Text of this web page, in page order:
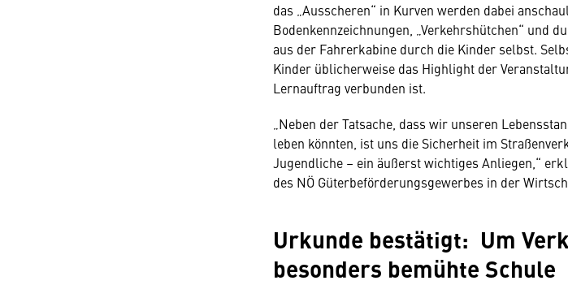
das „Ausscheren“ in Kurven werden dabei
Bodenkennzeichnungen, „Verkehrshütchen“ und
aus der Fahrerkabine durch die Kinder selbst.
Kinder üblicherweise das Highlight der
Lernauftrag verbunden ist.
„Neben der Tatsache, dass wir unseren
leben könnten, ist uns die Sicherheit im
Jugendliche – ein äußerst wichtiges Anliegen,“
des NÖ Güterbeförderungsgewerbes in der
Urkunde bestätigt: Um
besonders bemühte Schule